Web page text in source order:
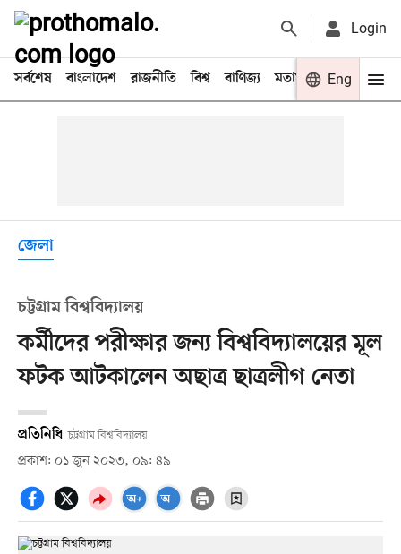
Login
সর্বশেষ বাংলাদেশ রাজনীতি বিশ্ব বাণিজ্য মতামত খেলা
Eng
জেলা
চট্টগ্রাম বিশ্ববিদ্যালয়
কর্মীদের পরীক্ষার জন্য বিশ্ববিদ্যালয়ের মূল
ফটক আটকালেন অছাত্র ছাত্রলীগ নেতা
প্রতিনিধি চট্টগ্রাম বিশ্ববিদ্যালয়
প্রকাশ: ০১ জুন ২০২৩, ০৯: ৪৯